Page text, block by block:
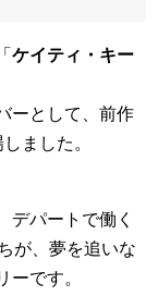
ケイティ・キー
ーとして、前作
ました。
デパートで働く
が、夢を追いな
ーです。